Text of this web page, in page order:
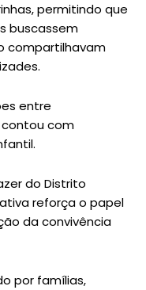
permitindo que
buscassem
compartilhavam
entre
com
do Distrito
reforça o papel
da convivência
por famílias,